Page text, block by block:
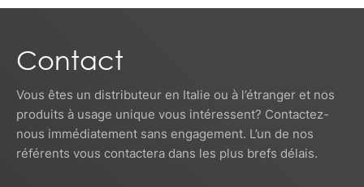
Contact
Vous êtes un distributeur en Italie ou à l’étranger et nos
produits à usage unique vous intéressent? Contactez-
nous immédiatement sans engagement. L’un de nos
référents vous contactera dans les plus brefs délais.